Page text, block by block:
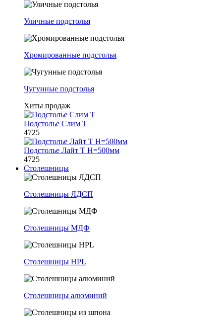
Уличные подстолья
Хромированные подстолья
Чугунные подстолья
Хиты продаж
Подстолье Слим Т
4725
Подстолье Лайт Т H=500мм
4725
Столешницы
Столешницы ЛДСП
Столешницы МДФ
Столешницы HPL
Столешницы алюминий